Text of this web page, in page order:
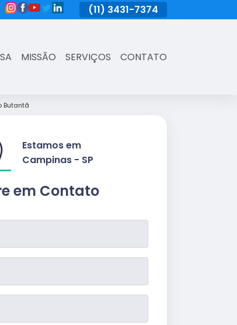
3431-7374 (11) 3431-7374
MISSÃO SERVIÇOS CONTATO
Butantã
em Contato
Estamos em
Campinas - SP